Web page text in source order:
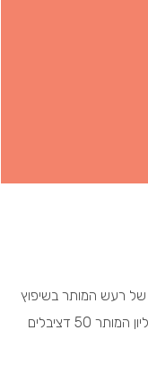
של רעש המותר בשיפוץ
בית או דירה. בתקנות למניעת רעש נקבע כי אם רעש נמשך יותר מתשע שעות ביום, יהיה הגבול העליון המותר 50 דציבלים